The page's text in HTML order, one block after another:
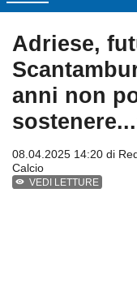
Adriese,
anni non
08.04.2025 14:20 di
Calcio
VEDI LETTURE